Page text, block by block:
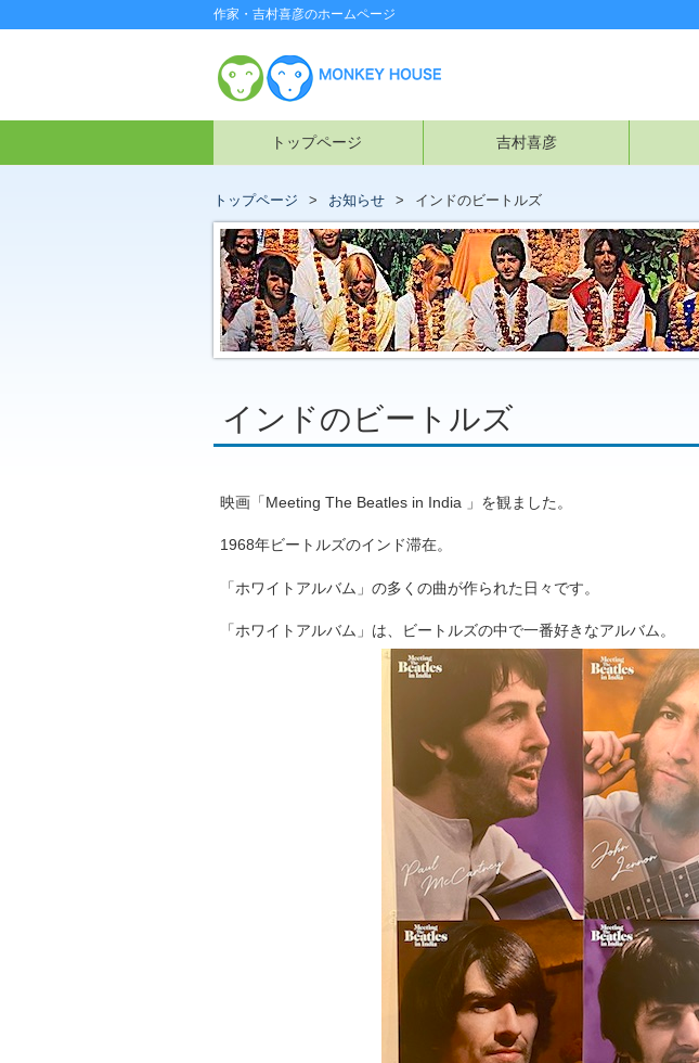
作家・吉村喜彦のホームページ
トップページ 吉村喜彦
トップページ お知らせ インドのビートルズ
インドのビートルズ
映画「Meeting The Beatles in India 」を観ました。
1968年ビートルズのインド滞在。
「ホワイトアルバム」の多くの曲が作られた日々です。
「ホワイトアルバム」は、ビートルズの中で一番好きなアルバム。